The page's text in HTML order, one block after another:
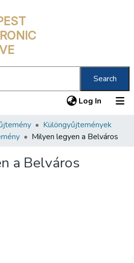
Search
Log In (current)
Különgyűjtemények
Milyen legyen a Belváros
a Belváros